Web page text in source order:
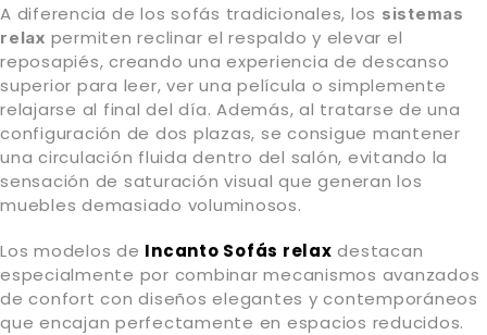
A diferencia de los sofás tradicionales, los sistemas
relax permiten reclinar el respaldo y elevar el
reposapiés, creando una experiencia de descanso
superior para leer, ver una película o simplemente
relajarse al final del día. Además, al tratarse de una
configuración de dos plazas, se consigue mantener
una circulación fluida dentro del salón, evitando la
sensación de saturación visual que generan los
muebles demasiado voluminosos.
Los modelos de Incanto Sofás relax destacan
especialmente por combinar mecanismos avanzados
de confort con diseños elegantes y contemporáneos
que encajan perfectamente en espacios reducidos.